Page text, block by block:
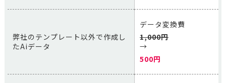
弊社のテンプレート以外で作成し
たAiデータ
データ変換費
1,000円
→
500円